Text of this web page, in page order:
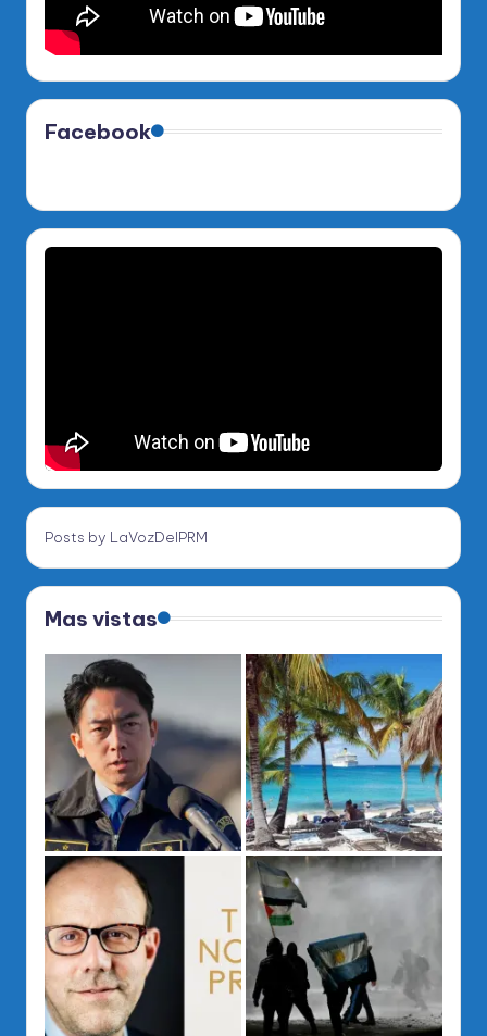
Facebook
Posts by LaVozDelPRM
Mas vistas